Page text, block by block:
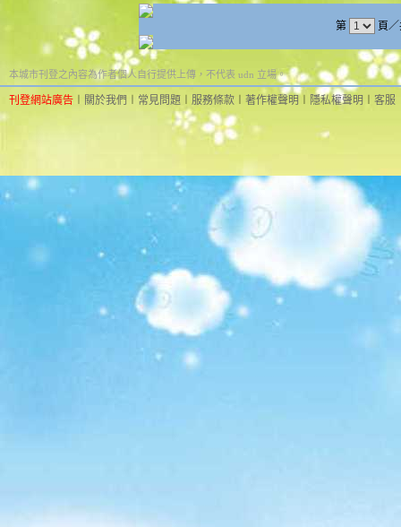
第 頁
本城市刊登之內容為作者個人自行提供上傳，不代表 udn 立場。
刊登網站廣告 關於我們 常見問題 服務條款 著作權聲明 隱私權聲明 客服